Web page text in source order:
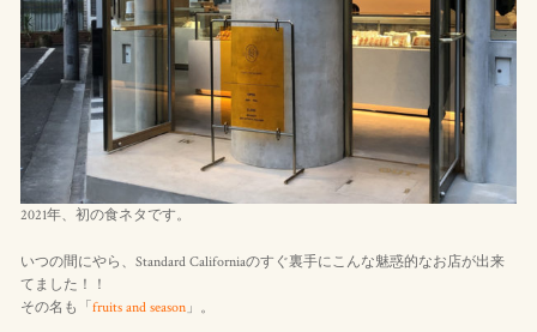
2021年、初の食ネタです。
いつの間にやら、Standard Californiaのすぐ裏手にこんな魅惑的なお店が出来
てました！！
その名も「 fruits and season」。